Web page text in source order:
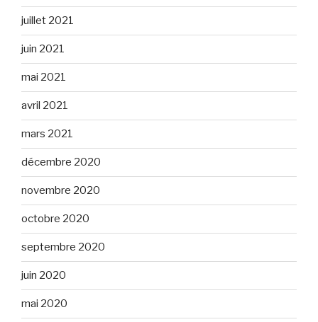
juillet 2021
juin 2021
mai 2021
avril 2021
mars 2021
décembre 2020
novembre 2020
octobre 2020
septembre 2020
juin 2020
mai 2020